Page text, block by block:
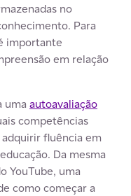
no
Para
importante
em relação
uma autoavaliação
competências
fluência em
Da mesma
YouTube, uma
como começar a